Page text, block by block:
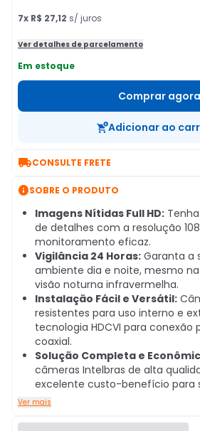
7x R$ 27,12 s/ juros
Ver detalhes de parcelamento
Em estoque
Comprar agora
Adicionar ao
CONSULTE FRETE
SOBRE O PRODUTO
Imagens Nítidas Full HD:
de detalhes com a resolução
monitoramento eficaz.
Vigilância 24 Horas: Garanta a
ambiente dia e noite, mesmo
visão noturna infravermelha.
Instalação Fácil e Versátil:
resistentes para uso interno e
tecnologia HDCVI para conexão
coaxial.
Solução Completa e
câmeras Intelbras de alta
excelente custo-benefício para
Ver mais